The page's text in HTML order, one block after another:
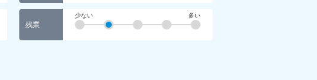
残業
少ない 多い